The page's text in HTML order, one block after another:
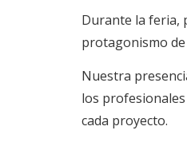
Durante la feria,
protagonismo
Nuestra
los
cada proyecto.